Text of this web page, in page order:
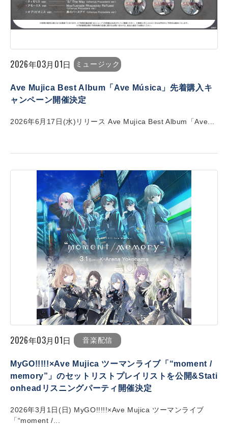
2026年03月01日 ミュージック
Ave Mujica Best Album「Ave Música」先着購入キ
ャンペーン開催決定
2026年6月17日(水)リリース Ave Mujica Best Album「Ave...
2026年03月01日 音楽配信
MyGO!!!!!×Ave Mujica ツーマンライブ「“moment /
memory”」のセットリストプレイリストを公開&Stati
onheadリスニングパーティ開催決定
2026年3月1日(日) MyGO!!!!!×Ave Mujica ツーマンライブ
「“moment /...